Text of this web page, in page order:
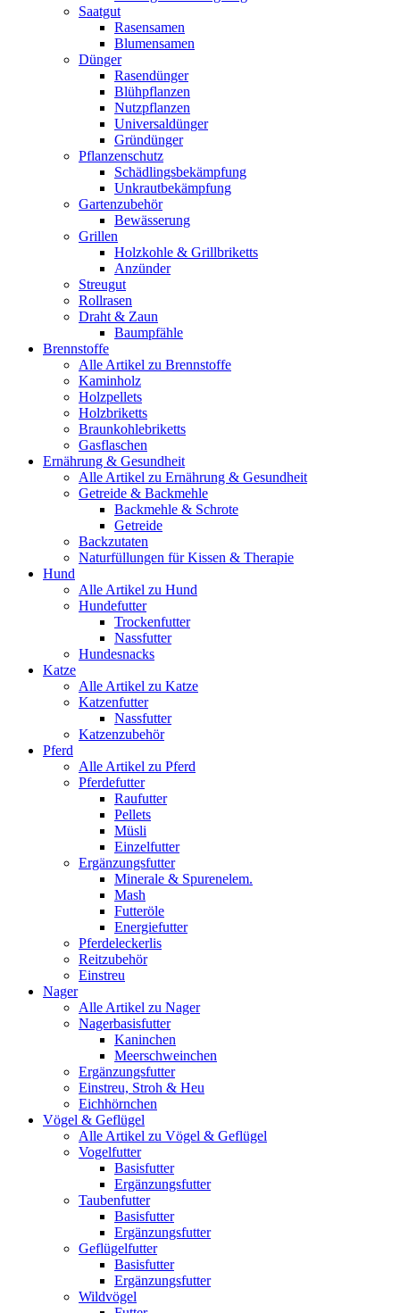
Saatgut
Rasensamen
Blumensamen
Dünger
Rasendünger
Blühpflanzen
Nutzpflanzen
Universaldünger
Gründünger
Pflanzenschutz
Schädlingsbekämpfung
Unkrautbekämpfung
Gartenzubehör
Bewässerung
Grillen
Holzkohle & Grillbriketts
Anzünder
Streugut
Rollrasen
Draht & Zaun
Baumpfähle
Brennstoffe
Alle Artikel zu Brennstoffe
Kaminholz
Holzpellets
Holzbriketts
Braunkohlebriketts
Gasflaschen
Ernährung & Gesundheit
Alle Artikel zu Ernährung & Gesundheit
Getreide & Backmehle
Backmehle & Schrote
Getreide
Backzutaten
Naturfüllungen für Kissen & Therapie
Hund
Alle Artikel zu Hund
Hundefutter
Trockenfutter
Nassfutter
Hundesnacks
Katze
Alle Artikel zu Katze
Katzenfutter
Nassfutter
Katzenzubehör
Pferd
Alle Artikel zu Pferd
Pferdefutter
Raufutter
Pellets
Müsli
Einzelfutter
Ergänzungsfutter
Minerale & Spurenelem.
Mash
Futteröle
Energiefutter
Pferdeleckerlis
Reitzubehör
Einstreu
Nager
Alle Artikel zu Nager
Nagerbasisfutter
Kaninchen
Meerschweinchen
Ergänzungsfutter
Einstreu, Stroh & Heu
Eichhörnchen
Vögel & Geflügel
Alle Artikel zu Vögel & Geflügel
Vogelfutter
Basisfutter
Ergänzungsfutter
Taubenfutter
Basisfutter
Ergänzungsfutter
Geflügelfutter
Basisfutter
Ergänzungsfutter
Wildvögel